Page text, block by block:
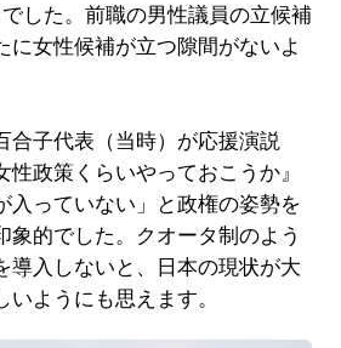
した。前職の男性議員の立候補
に女性候補が立つ隙間がないよ
子代表（当時）が応援演説
性政策くらいやっておこうか』
入っていない」と政権の姿勢を
象的でした。クオータ制のよう
導入しないと、日本の現状が大
いようにも思えます。